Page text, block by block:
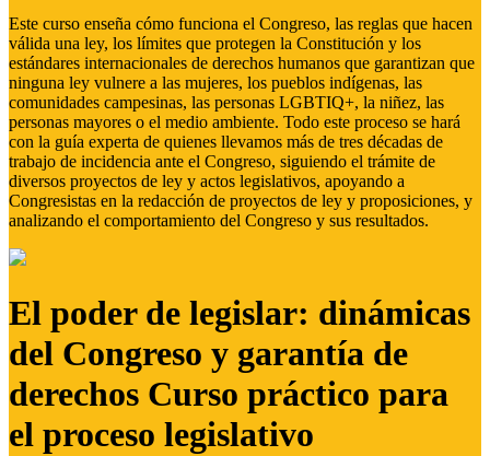
Este curso enseña cómo funciona el Congreso, las reglas que hacen
válida una ley, los límites que protegen la Constitución y los
estándares internacionales de derechos humanos que garantizan que
ninguna ley vulnere a las mujeres, los pueblos indígenas, las
comunidades campesinas, las personas LGBTIQ+, la niñez, las
personas mayores o el medio ambiente. Todo este proceso se hará
con la guía experta de quienes llevamos más de tres décadas de
trabajo de incidencia ante el Congreso, siguiendo el trámite de
diversos proyectos de ley y actos legislativos, apoyando a
Congresistas en la redacción de proyectos de ley y proposiciones, y
analizando el comportamiento del Congreso y sus resultados.
El poder de legislar: dinámicas
del Congreso y garantía de
derechos Curso práctico para
el proceso legislativo